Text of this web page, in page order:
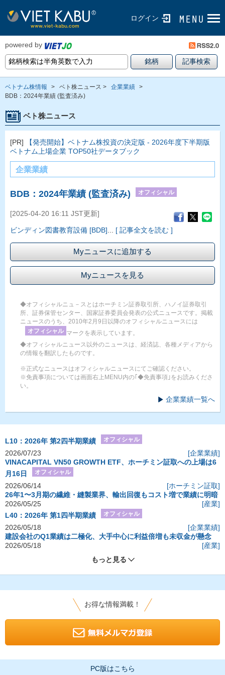
ログイン
powered by
ベトナム株情報 > ベト株ニュース > 企業業績 >
BDB：2024年業績 (監査済み)
ベト株ニュース
[PR]
【発売開始】ベトナム株投資の決定版 - 2026年度下半期版
ベトナム上場企業 TOP50社データブック
企業業績
BDB：2024年業績 (監査済み) オフィシャル
[2025-04-20 16:11 JST更新]
ビンディン図書教育設備 [BDB] [ 記事全文を読む ]
Myニュースに追加する
Myニュースを見る
◆オフィシャルニュ－スとはホーチミン証券取引所、ハノイ証券取引
所、証券保管センター、国家証券委員会発表の公式ニュースです。掲載
ニュースのうち、2010年2月9日以降のオフィシャルニュースには
オフィシャル マークを表示しています。
◆オフィシャルニュース以外のニュースは、経済誌、各種メディアから
の情報を翻訳したものです。
※正式なニュースはオフィシャルニュースにてご確認ください。
※免責事項については画面右上MENU内の｢◆免責事項｣をお読みくださ
い。
企業業績一覧へ
L10：2026年 第2四半期業績 オフィシャル
2026/07/23
[企業業績]
VINACAPITAL VN50 GROWTH ETF、ホーチミン証取への上場は6
月16日
オフィシャル
2026/06/14
[ホーチミン証取]
26年1〜3月期の繊維・縫製業界、輸出回復もコスト増で業績に明暗
2026/05/25
[産業]
L40：2026年 第1四半期業績
オフィシャル
2026/05/18
[企業業績]
建設会社のQ1業績は二極化、大手中心に利益倍増も未収金が懸念
2026/05/18
[産業]
もっと見る
お得な情報満載！
PC版はこちら